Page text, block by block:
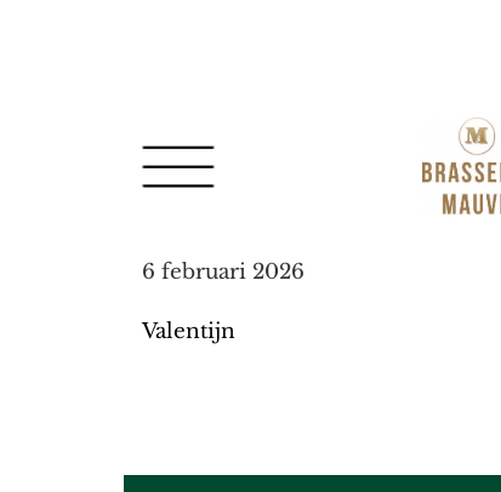
6 februari 2026
Valentijn